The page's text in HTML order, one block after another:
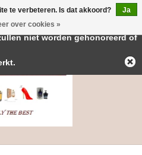
te verbeteren. Is dat akkoord?
Ja
over cookies »
Deze winkel is in aanbouw.
niet worden gehonoreerd of